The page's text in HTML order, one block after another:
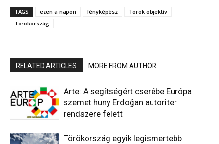
TAGS ezen a napon fényképész
Török objektív
Törökország
RELATED ARTICLES MORE FROM AUTHOR
Arte: A segítségért cserébe Európa
szemet huny Erdoğan autoriter
rendszere felett
Törökország egyik legismertebb